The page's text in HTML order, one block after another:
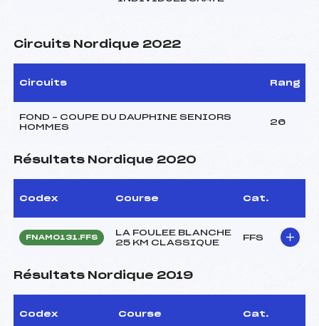
Circuits Nordique 2022
Circuits Rang
FOND – COUPE DU DAUPHINE SENIORS
HOMMES
26
Résultats Nordique 2020
Codex Course Cat.
FNAM0131.FFS
LA FOULEE BLANCHE
25 KM CLASSIQUE
FFS
Résultats Nordique 2019
Codex Course Cat.